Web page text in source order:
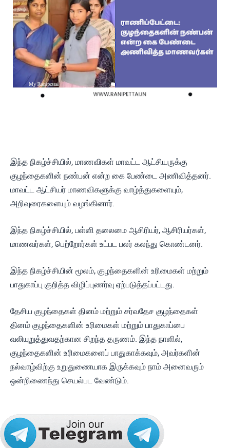
இந்த நிகழ்ச்சியில், மாணவிகள் மாவட்ட ஆட்சியருக்கு
குழந்தைகளின் நண்பன் என்ற கை பேண்டை அணிவித்தனர்.
மாவட்ட ஆட்சியர் மாணவிகளுக்கு வாழ்த்துகளையும்,
அறிவுரைகளையும் வழங்கினார்.
இந்த நிகழ்ச்சியில், பள்ளி தலைமை ஆசிரியர், ஆசிரியர்கள்,
மாணவர்கள், பெற்றோர்கள் உட்பட பலர் கலந்து கொண்டனர்.
இந்த நிகழ்ச்சியின் மூலம், குழந்தைகளின் உரிமைகள் மற்றும்
பாதுகாப்பு குறித்த விழிப்புணர்வு ஏற்படுத்தப்பட்டது.
தேசிய குழந்தைகள் தினம் மற்றும் சர்வதேச குழந்தைகள்
தினம் குழந்தைகளின் உரிமைகள் மற்றும் பாதுகாப்பை
வலியுறுத்துவதற்கான சிறந்த தருணம். இந்த நாளில்,
குழந்தைகளின் உரிமைகளைப் பாதுகாக்கவும், அவர்களின்
நல்வாழ்விற்கு உறுதுணையாக இருக்கவும் நாம் அனைவரும்
ஒன்றிணைந்து செயல்பட வேண்டும்.